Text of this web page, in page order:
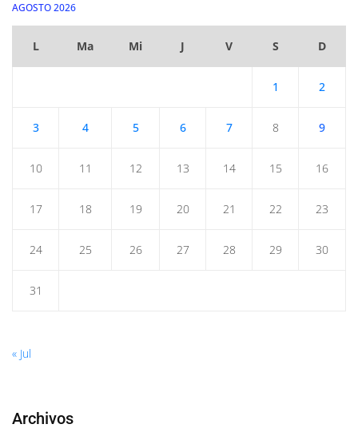
AGOSTO 2026
L Ma Mi J V S D
1 2
3 4 5 6 7 8 9
10 11 12 13 14 15 16
17 18 19 20 21 22 23
24 25 26 27 28 29 30
31
« Jul
Archivos